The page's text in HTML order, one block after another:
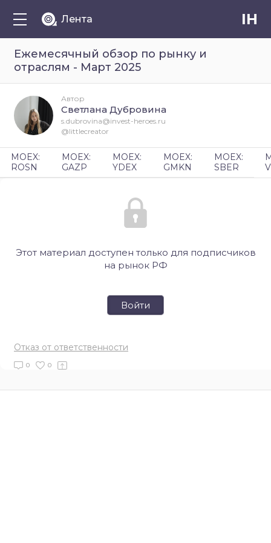
Лента IH
Ежемесячный обзор по рынку и
отраслям - Март 2025
Этот материал доступен только для подписчиков
на рынок РФ
Войти
Отказ от ответственности
0 0
Автор
Светлана Дубровина
s.dubrovina@invest-heroes.ru
@littlecreator
MOEX:
ROSN
MOEX:
GAZP
MOEX:
YDEX
MOEX:
GMKN
MOEX:
SBER